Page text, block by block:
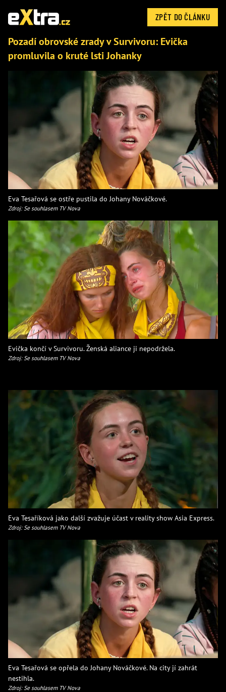
ZPĚT DO ČLÁNKU
Pozadí obrovské zrady v Survivoru: Evička
promluvila o kruté lsti Johanky
Eva Tesařová se ostře pustila do Johany Nováčkové.
Zdroj: Se souhlasem TV Nova
Evička končí v Survivoru. Ženská aliance ji nepodržela.
Zdroj: Se souhlasem TV Nova
Eva Tesaříková jako další zvažuje účast v reality show Asia Express.
Zdroj: Se souhlasem TV Nova
Eva Tesařová se opřela do Johany Nováčkové. Na city jí zahrát
nestihla.
Zdroj: Se souhlasem TV Nova